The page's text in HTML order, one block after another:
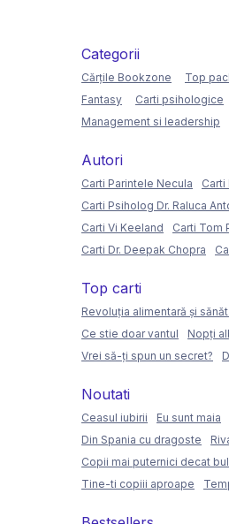
Categorii
Cărțile Bookzone Top
Fantasy
Carti psihologice
Management si leadership
Autori
Carti Parintele Necula Carti
Carti Psiholog Dr. Raluca
Carti Vi Keeland
Carti Tom
Carti Dr. Deepak Chopra
Top carti
Revoluția alimentară și
Ce stie doar vantul
Nopți
Vrei să-ți spun un secret?
Noutati
Ceasul iubirii Eu sunt maia
Din Spania cu dragoste
Copii mai puternici decat
Tine-ti copiii aproape